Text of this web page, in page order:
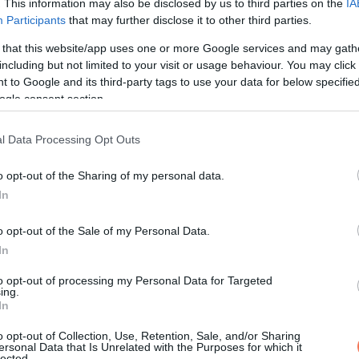
This information may also be disclosed by us to third parties on the
Participants that may further disclose it to other third parties.
that this website/app uses one or more Google services and may
but not limited to your visit or usage behaviour. You may
to Google and its third-party tags to use your data for below
consent section.
Data Processing Opt Outs
opt-out of the Sharing of my personal data.
opt-out of the Sale of my Personal Data.
opt-out of processing my Personal Data for Targeted
opt-out of Collection, Use, Retention, Sale, and/or Sharing
Data that Is Unrelated with the Purposes for which it
volt a stílus, mint ő maga. Nem az a típus volt, aki nagy
és kitartó gondoskodással mutatta meg, mennyire szeret.
Nem sírt, inkább megkönnyebbült, mintha kicsit kisimult
a kérdés, hogy vajon mit jelent az, hogy apu soha nem
hanem óvó szeretet.
vigyáznak rá.
pillanatra könnyebb lett volna. Az a gyűrű, amit egész
a házasság, a család volt a legfontosabb, és ezt a maga